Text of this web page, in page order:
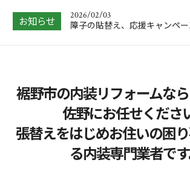
お知らせ 2026/02/03
障子の貼替え、応援キャンペ
抜け落ちそうでしたキッチン
ルにリフォーム…
2026/01/04
大掃除をしてわかった、浴室
トのブラインド…
2026/05/09
裾野市の内装リフォームな
佐野にお任せくださ
張替えをはじめお住いの困
る内装専門業者です